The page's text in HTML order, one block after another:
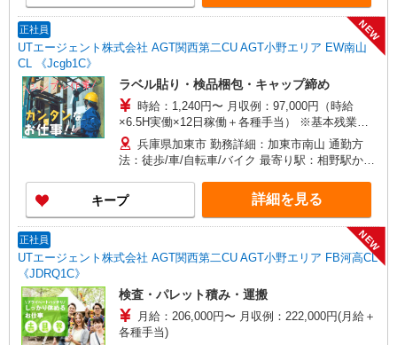
正社員
UTエージェント株式会社 AGT関西第二CU AGT小野エリア EW南山
CL 《Jcgb1C》
NEW
ラベル貼り・検品梱包・キャップ締め
時給：1,240円〜 月収例：97,000円（時給
×6.5H実働×12日稼働＋各種手当） ※基本残業な
し 兵庫県加東市 勤務詳細：加東市南山 通勤方
法：徒歩/車/自転車/バイク 最寄り駅：相野駅から
キープ 詳細を見る
正社員
UTエージェント株式会社 AGT関西第二CU AGT小野エリア FB河高CL
《JDRQ1C》
NEW
検査・パレット積み・運搬
月給：206,000円〜 月収例：222,000円(月給＋
各種手当)